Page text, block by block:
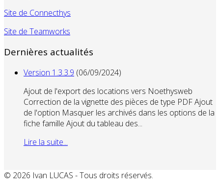
Site de Connecthys
Site de Teamworks
Dernières actualités
Version 1.3.3.9 (06/09/2024)
Ajout de l'export des locations vers Noethysweb
Correction de la vignette des pièces de type PDF Ajout
de l'option Masquer les archivés dans les options de la
fiche famille Ajout du tableau des...
Lire la suite...
© 2026 Ivan LUCAS - Tous droits réservés.